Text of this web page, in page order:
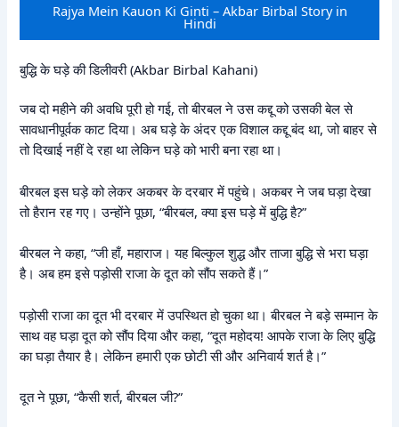
Rajya Mein Kauon Ki Ginti – Akbar Birbal Story in
Hindi
बुद्धि के घड़े की डिलीवरी (Akbar Birbal Kahani)
जब दो महीने की अवधि पूरी हो गई, तो बीरबल ने उस कद्दू को उसकी बेल से
सावधानीपूर्वक काट दिया। अब घड़े के अंदर एक विशाल कद्दू बंद था, जो बाहर से
तो दिखाई नहीं दे रहा था लेकिन घड़े को भारी बना रहा था।
बीरबल इस घड़े को लेकर अकबर के दरबार में पहुंचे। अकबर ने जब घड़ा देखा
तो हैरान रह गए। उन्होंने पूछा, “बीरबल, क्या इस घड़े में बुद्धि है?”
बीरबल ने कहा, “जी हाँ, महाराज। यह बिल्कुल शुद्ध और ताजा बुद्धि से भरा घड़ा
है। अब हम इसे पड़ोसी राजा के दूत को सौंप सकते हैं।”
पड़ोसी राजा का दूत भी दरबार में उपस्थित हो चुका था। बीरबल ने बड़े सम्मान के
साथ वह घड़ा दूत को सौंप दिया और कहा, “दूत महोदय! आपके राजा के लिए बुद्धि
का घड़ा तैयार है। लेकिन हमारी एक छोटी सी और अनिवार्य शर्त है।”
दूत ने पूछा, “कैसी शर्त, बीरबल जी?”